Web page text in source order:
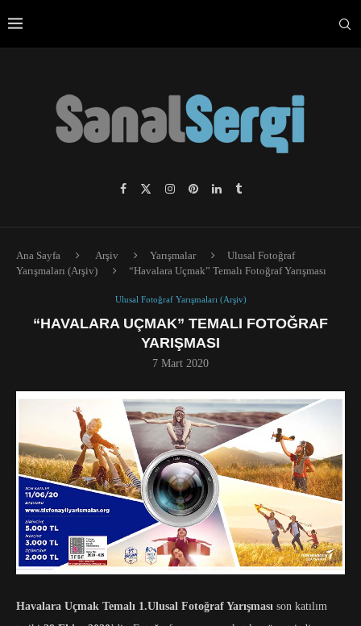
Ana Sayfa Arşiv Yarışmalar
Ulusal Fotoğraf
Yarışmaları (Arşiv)
“Havalara Uçmak” Temalı Fotoğraf Yarışması
Ulusal Fotoğraf Yarışmaları (Arşiv)
“HAVALARA UÇMAK” TEMALI FOTOĞRAF
YARIŞMASI
7 Mart 2020
Havalara Uçmak Temalı 1.Ulusal Fotoğraf Yarışması son katılım